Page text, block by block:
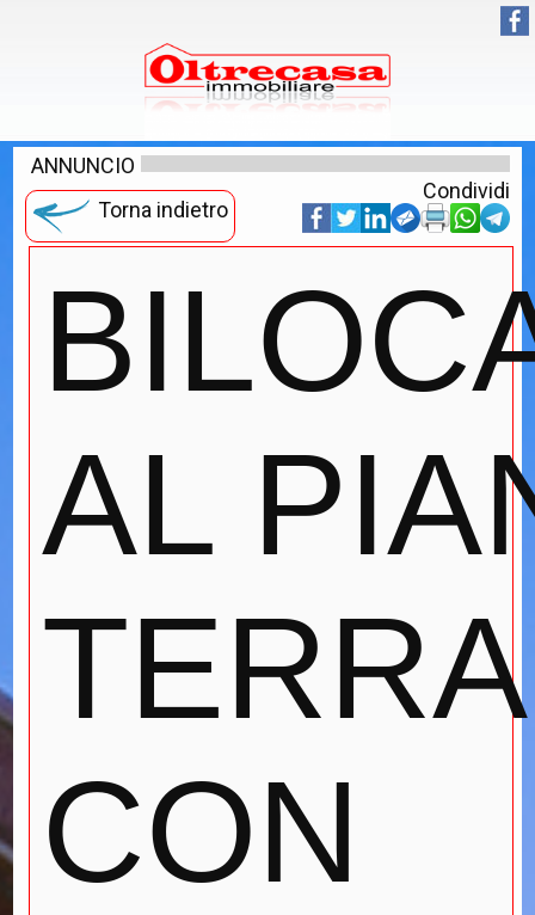
ANNUNCIO
Torna indietro
Condividi
AL
TERRA
CON